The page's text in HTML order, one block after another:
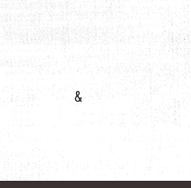
&